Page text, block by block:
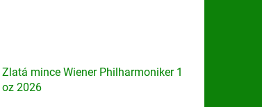
Zlatá mince Wiener Philharmoniker 1
oz 2026